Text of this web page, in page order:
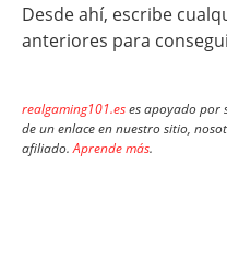
Desde ahí, escribe
anteriores para
realgaming101.eses apoyado por
de un enlace en nuestro sitio,
afiliado.Aprende más.